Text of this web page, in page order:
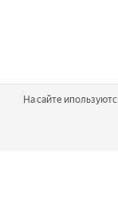
На сайте